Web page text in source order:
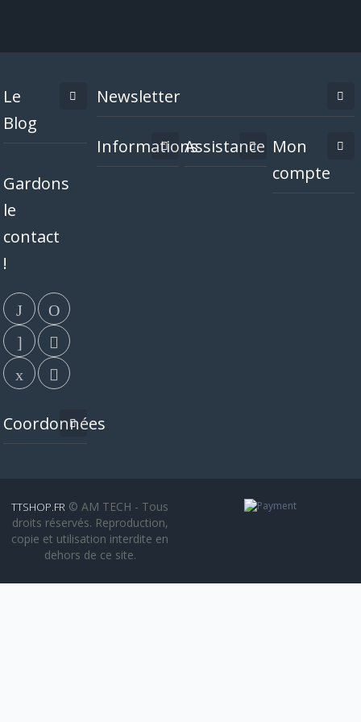
Le
Blog
Gardons
le
contact
!
Coordonnées
Newsletter
InformationsAssistance Mon
compte
TTSHOP.FR © AM TECH - Tous
droits réservés. Reproduction,
copie et utilisation interdite en
dehors de ce site.